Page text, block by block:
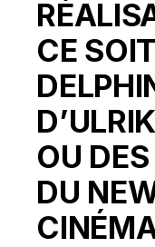
CE
OU
DU